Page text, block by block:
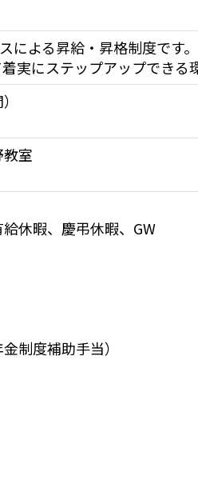
よる昇給・昇格制度です。
実にステップアップできる
室
休暇、慶弔休暇、GW
制度補助手当）